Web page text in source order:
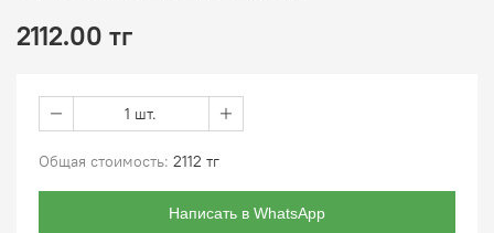
2112.00 тг
1 шт.
Общая стоимость: 2112 тг
Написать в WhatsApp